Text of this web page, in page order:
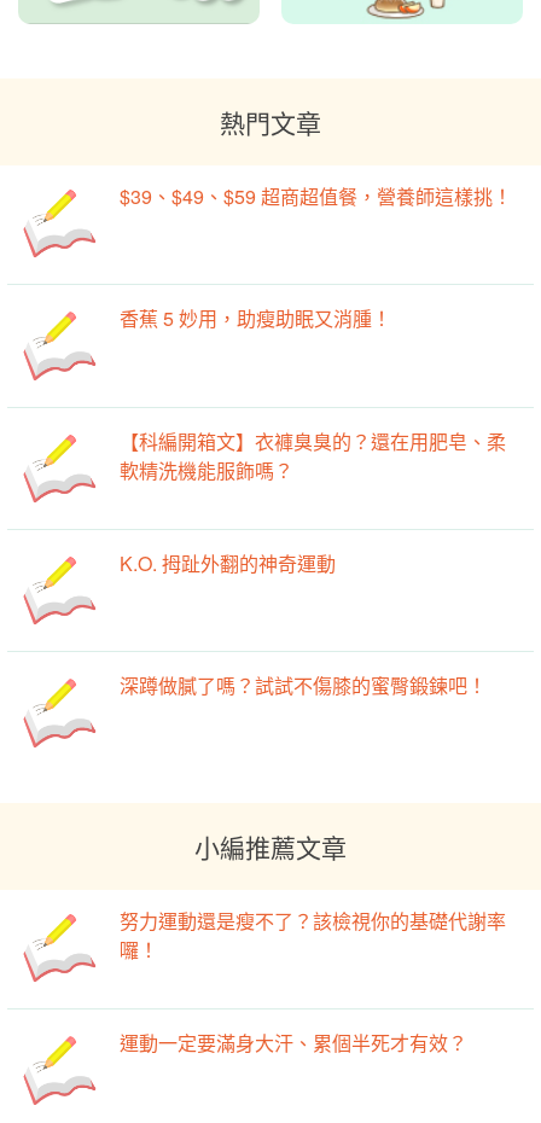
熱門文章
$39、$49、$59 超商超值餐，營養師這樣挑！
香蕉 5 妙用，助瘦助眠又消腫！
【科編開箱文】衣褲臭臭的？還在用肥皂、柔
軟精洗機能服飾嗎？
K.O. 拇趾外翻的神奇運動
深蹲做膩了嗎？試試不傷膝的蜜臀鍛鍊吧！
小編推薦文章
努力運動還是瘦不了？該檢視你的基礎代謝率
囉！
運動一定要滿身大汗、累個半死才有效？